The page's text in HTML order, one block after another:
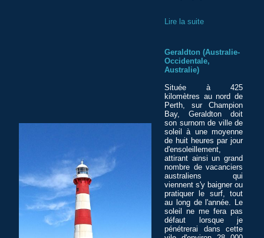
Lire la suite
Geraldton (Australie-
Occidentale,
Australie)
Située à 425
kilomètres au nord de
Perth, sur Champion
Bay, Geraldton doit
son surnom de ville de
soleil à une moyenne
de huit heures par jour
d'ensoleillement,
attirant ainsi un grand
nombre de vacanciers
australiens qui
viennent s'y baigner ou
pratiquer le surf, tout
au long de l'année. Le
soleil ne me fera pas
défaut lorsque je
pénétrerai dans cette